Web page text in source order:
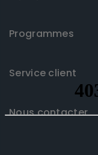
Programmes
Service client
Nous contacter